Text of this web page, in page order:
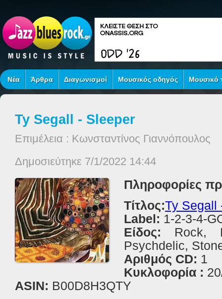
Νέα Άρθρα Διαγωνισμοί Μουσικός οδηγός Μουσικό
Ty Segall - Sleeper
Επιμέλεια : Κωνσταντίνος Γιαννόπουλος
Δημοσιεύτηκε 7/1/2022 14:44
Πληροφορίες
Τίτλος:Ty Segall
Label: 1-2-3-4-
Είδος: Rock,
Psychdelic,
Αριθμός CD: 1
Κυκλοφορία :
ASIN: B00D8H3QTY